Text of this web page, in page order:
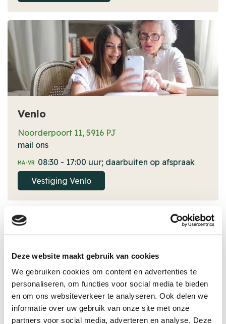
Deze website maakt gebruik van cookies
We gebruiken cookies om content en advertenties te
personaliseren, om functies voor social media te bieden
en om ons websiteverkeer te analyseren. Ook delen we
informatie over uw gebruik van onze site met onze
partners voor social media, adverteren en analyse. Deze
Venlo
Noorderpoort 11, 5916 PJ
mail ons
MA-VR 08:30 - 17:00 uur; daarbuiten op afspraak
Vestiging Venlo
Weert
Schepenlaan 3, 6002 EE